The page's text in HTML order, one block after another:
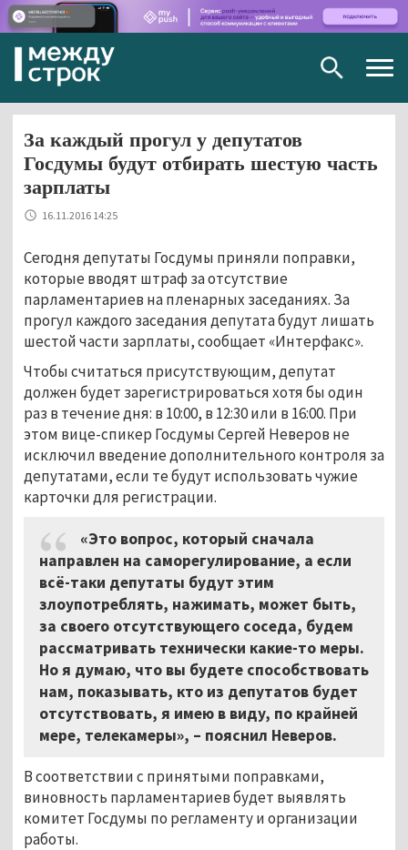
За каждый прогул у депутатов
Госдумы будут отбирать шестую часть
зарплаты
16.11.2016 14:25
Сегодня депутаты Госдумы приняли поправки,
которые вводят штраф за отсутствие
парламентариев на пленарных заседаниях. За
прогул каждого заседания депутата будут лишать
шестой части зарплаты, сообщает «Интерфакс».
Чтобы считаться присутствующим, депутат
должен будет зарегистрироваться хотя бы один
раз в течение дня: в 10:00, в 12:30 или в 16:00. При
этом вице-спикер Госдумы Сергей Неверов не
исключил введение дополнительного контроля за
депутатами, если те будут использовать чужие
карточки для регистрации.
«Это вопрос, который сначала
направлен на саморегулирование, а если
всё-таки депутаты будут этим
злоупотреблять, нажимать, может быть,
за своего отсутствующего соседа, будем
рассматривать технически какие-то меры.
Но я думаю, что вы будете способствовать
нам, показывать, кто из депутатов будет
отсутствовать, я имею в виду, по крайней
мере, телекамеры», – пояснил Неверов.
В соответствии с принятыми поправками,
виновность парламентариев будет выявлять
комитет Госдумы по регламенту и организации
работы.